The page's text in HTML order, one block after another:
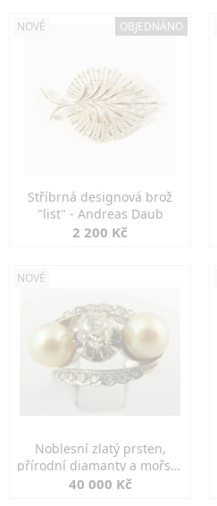
NOVÉ OBJEDNÁNO
Stříbrná designová brož
"list" - Andreas Daub
2 200 Kč
NOVÉ
Noblesní zlatý prsten,
přírodní diamanty a mořské
perly
40 000 Kč